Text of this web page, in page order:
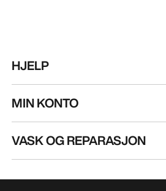
HJELP
MIN KONTO
VASK OG REPARASJON